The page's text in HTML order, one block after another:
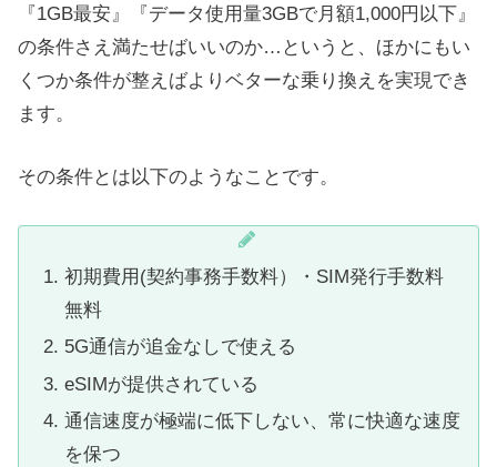
『1GB最安』『データ使用量3GBで月額1,000円以下』
の条件さえ満たせばいいのか…というと、ほかにもい
くつか条件が整えばよりベターな乗り換えを実現でき
ます。
その条件とは以下のようなことです。
初期費用(契約事務手数料）・SIM発行手数料
無料
5G通信が追金なしで使える
eSIMが提供されている
通信速度が極端に低下しない、常に快適な速度
を保つ